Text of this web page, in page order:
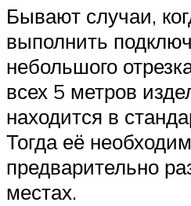
Бывают случаи,
выполнить
небольшого
всех 5 метров
находится в
Тогда её
предварительно
местах.